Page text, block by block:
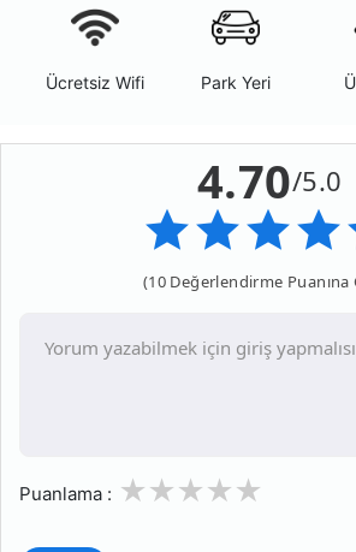
Ücretsiz Wifi Park Yeri
4.70/5.0
(10 Değerlendirme Puanına
Puanlama : 3
2
1